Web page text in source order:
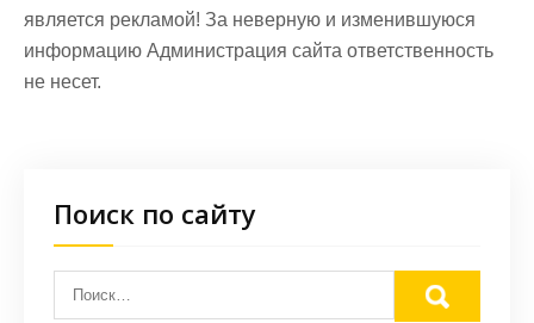
является рекламой! За неверную и изменившуюся
информацию Администрация сайта ответственность
не несет.
Поиск по сайту